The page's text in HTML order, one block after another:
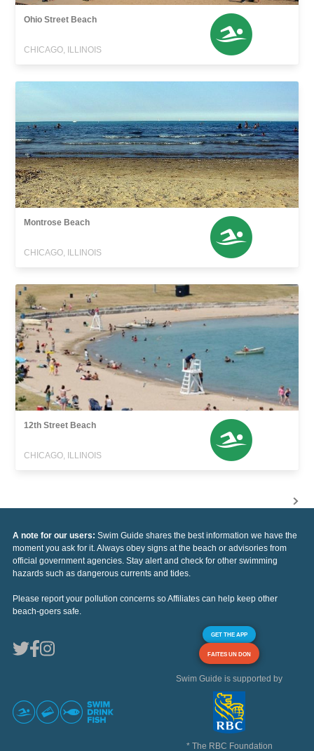
Ohio Street Beach
CHICAGO, ILLINOIS
Montrose Beach
CHICAGO, ILLINOIS
12th Street Beach
CHICAGO, ILLINOIS
A note for our users: Swim Guide shares the best information we have the
moment you ask for it. Always obey signs at the beach or advisories from
official government agencies. Stay alert and check for other swimming
hazards such as dangerous currents and tides.
Please report your pollution concerns so Affiliates can help keep other
beach-goers safe.
GET THE APP
FAITES UN DON
Swim Guide is supported by
* The RBC Foundation